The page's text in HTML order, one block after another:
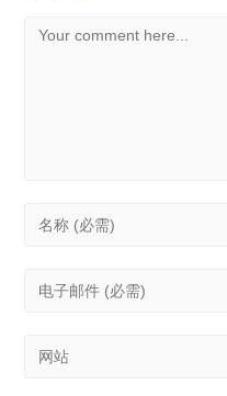
Comment
Enter
or
comment
Enter
address
Enter